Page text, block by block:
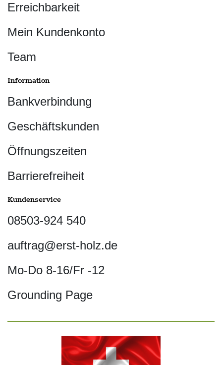
Erreichbarkeit
Mein Kundenkonto
Team
Information
Bankverbindung
Geschäftskunden
Öffnungszeiten
Barrierefreiheit
Kundenservice
08503-924 540
auftrag@erst-holz.de
Mo-Do 8-16/Fr -12
Grounding Page